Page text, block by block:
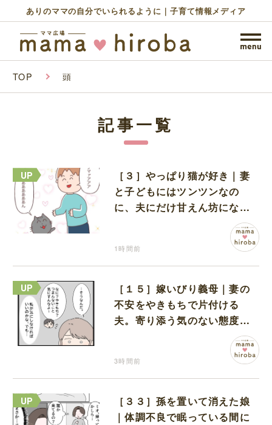
ありのママの自分でいられるように｜子育て情報メディア
TOP 頭
記事一覧
［３］やっぱり猫が好き｜妻
と子どもにはツンツンなの
に、夫にだけ甘えん坊になる
1時間前
［１５］嫁いびり義母｜妻の
不安をやきもちで片付ける
夫。寄り添う気のない態度に
3時間前
［３３］孫を置いて消えた娘
｜体調不良で眠っている間に